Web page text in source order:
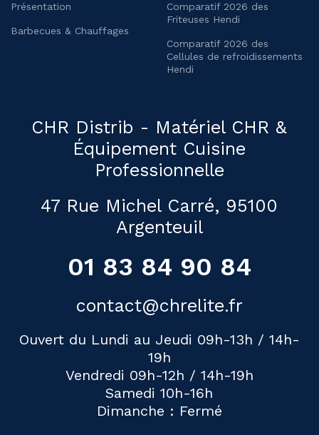
Présentation
Barbecues & Chauffages
Comparatif 2026 des
Friteuses Hendi
Comparatif 2026 des
Cellules de refroidissements
Hendi
CHR Distrib - Matériel CHR &
Équipement Cuisine
Professionnelle
47 Rue Michel Carré, 95100
Argenteuil
01 83 84 90 84
contact@chrelite.fr
Ouvert du Lundi au Jeudi 09h-13h / 14h-
19h
Vendredi 09h-12h / 14h-19h
Samedi 10h-16h
Dimanche : Fermé